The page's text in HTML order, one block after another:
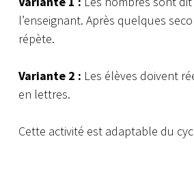
l’enseignant. Après quelques
répète.
Variante 2 : Les élèves doivent
en lettres.
Cette activité est adaptable du